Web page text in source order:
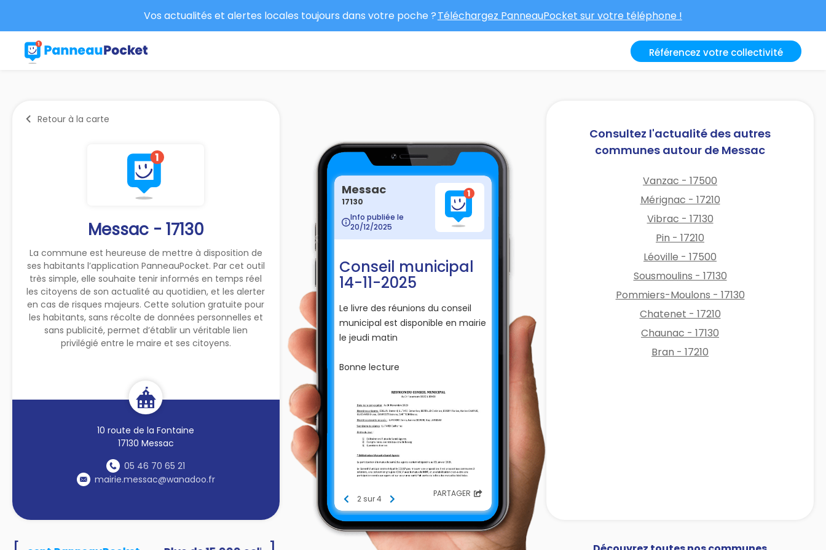
Vos actualités et alertes locales toujours dans votre poche ?Téléchargez PanneauPocket sur votre téléphone !
Référencez votre collectivité
Retour à la carte
Messac - 17130
La commune est heureuse de mettre à disposition de
ses habitants l’application PanneauPocket. Par cet outil
très simple, elle souhaite tenir informés en temps réel
les citoyens de son actualité au quotidien, et les alerter
en cas de risques majeurs. Cette solution gratuite pour
les habitants, sans récolte de données personnelles et
sans publicité, permet d’établir un véritable lien
privilégié entre le maire et ses citoyens.
10 route de la Fontaine
17130 Messac
05 46 70 65 21
mairie.messac@wanadoo.fr
Messac
17130
Info publiée le
20/12/2025
Conseil municipal
14-11-2025
Le livre des réunions du conseil
municipal est disponible en mairie
le jeudi matin
Bonne lecture
2 sur 4 PARTAGER
Consultez l'actualité des autres
communes autour de Messac
Vanzac - 17500
Mérignac - 17210
Vibrac - 17130
Pin - 17210
Léoville - 17500
Sousmoulins - 17130
Pommiers-Moulons - 17130
Chatenet - 17210
Chaunac - 17130
Bran - 17210